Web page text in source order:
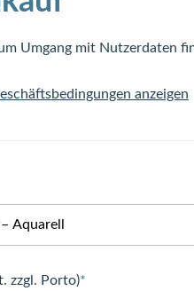
Umgang mit Nutzerdaten
anzeigen
zzgl. Porto)*